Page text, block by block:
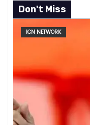
Don't Miss
ICN NETWORK